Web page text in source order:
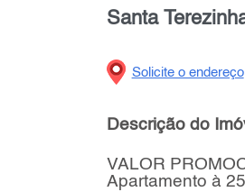
Santa
Solicite o endereço
Descrição do
VALOR
Apartamento à